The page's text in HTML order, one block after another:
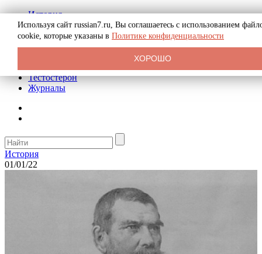
История
Биография
Криминал
Реклама на сайте
Тестостерон
Журналы
История
01/01/22
Используя сайт russian7.ru, Вы соглашаетесь с использованием
cookie, которые указаны в Политике конфиденциальности
ХОРОШО